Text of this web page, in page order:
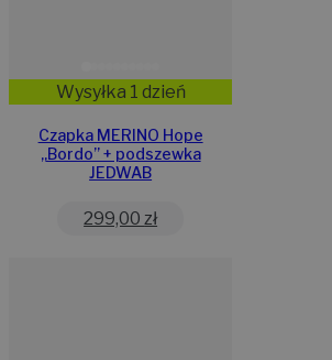
Wysyłka 1 dzień
Czapka MERINO Hope
„Bordo” + podszewka
JEDWAB
299,00 zł